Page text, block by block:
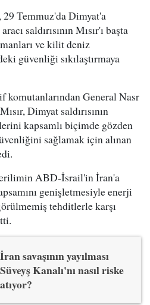
Temmuz'da Dimyat'a
saldırısının Mısır'ı başta
ve kilit deniz
güvenliği sıkılaştırmaya
komutanlarından General Nasr
Dimyat saldırısının
kapsamlı biçimde gözden
sağlamak için alınan
ABD-İsrail'in İran'a
genişletmesiyle enerji
tehditlerle karşı
İran savaşının yayılması
Süveyş Kanalı'nı nasıl riske
atıyor?